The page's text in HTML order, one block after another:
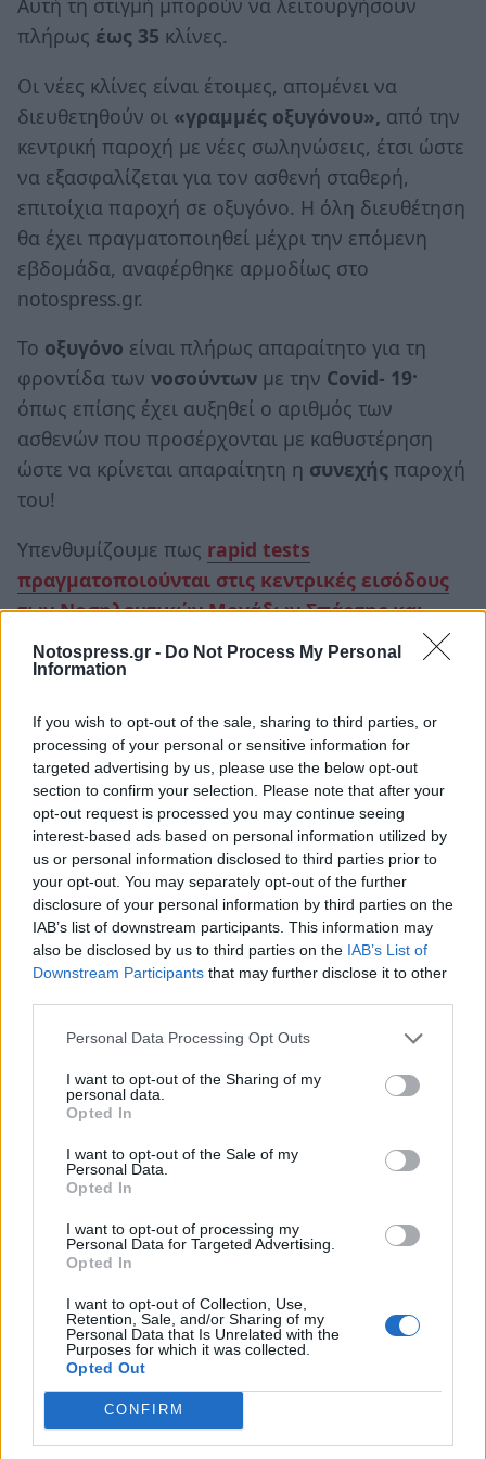
Notospress.gr - Do Not Process My Personal
Information
If you wish to opt-out of the sale, sharing to third parties, or
processing of your personal or sensitive information for
targeted advertising by us, please use the below opt-out
section to confirm your selection. Please note that after your
opt-out request is processed you may continue seeing
interest-based ads based on personal information utilized by
us or personal information disclosed to third parties prior to
your opt-out. You may separately opt-out of the further
disclosure of your personal information by third parties on the
IAB’s list of downstream participants. This information may
also be disclosed by us to third parties on the IAB’s List of
Downstream Participants that may further disclose it to other
Personal Data Processing Opt Outs
I want to opt-out of the Sharing of my
personal data.
Opted In
I want to opt-out of the Sale of my
Personal Data.
Opted In
I want to opt-out of processing my
Personal Data for Targeted Advertising.
Opted In
I want to opt-out of Collection, Use,
Retention, Sale, and/or Sharing of my
Personal Data that Is Unrelated with the
Purposes for which it was collected.
Opted Out
CONFIRM
Αυτή τη στιγμή μπορούν να λειτουργήσουν
πλήρως έως 35 κλίνες.
Οι νέες κλίνες είναι έτοιμες, απομένει να
διευθετηθούν οι «γραμμές οξυγόνου», από την
κεντρική παροχή με νέες σωληνώσεις, έτσι ώστε
να εξασφαλίζεται για τον ασθενή σταθερή,
επιτοίχια παροχή σε οξυγόνο. Η όλη διευθέτηση
θα έχει πραγματοποιηθεί μέχρι την επόμενη
εβδομάδα, αναφέρθηκε αρμοδίως στο
notospress.gr.
Το οξυγόνο είναι πλήρως απαραίτητο για τη
φροντίδα των νοσούντων με την Covid- 19·
όπως επίσης έχει αυξηθεί ο αριθμός των
ασθενών που προσέρχονται με καθυστέρηση
ώστε να κρίνεται απαραίτητη η συνεχής παροχή
του!
Υπενθυμίζουμε πως rapid tests
πραγματοποιούνται στις κεντρικές εισόδους
των Νοσηλευτικών Μονάδων Σπάρτης και
Μολάων
Έκανε την 3 αναμνηστική δόση και
η Διοικήτρια του ΓΝ Λακωνίας
Η Διοικήτρια του ΓΝ Λακωνίας,Ευδοξία
Παπαγεωργίου,έκανε και η ίδια την 3
αναμνηστική δόση κατά του νέου κορονοϊού,
εχθές, 29/11.
Να σημειώσουμε εδώ πως και η ίδια η
Διοικήτρια έχει υποστεί τη βάσανο της
ασθένειας Covid -19 και γνωρίζει και από αυτή
τη «θέση» τα τερτίπια του νέου κορονοϊού
Ακολουθήστε τοnotospress.gr στο Google News και
μάθετε πρώτοι
ΝΟΣΟΚΟΜΕΙΟ ΣΠΑΡΤΗΣ
COVID-19